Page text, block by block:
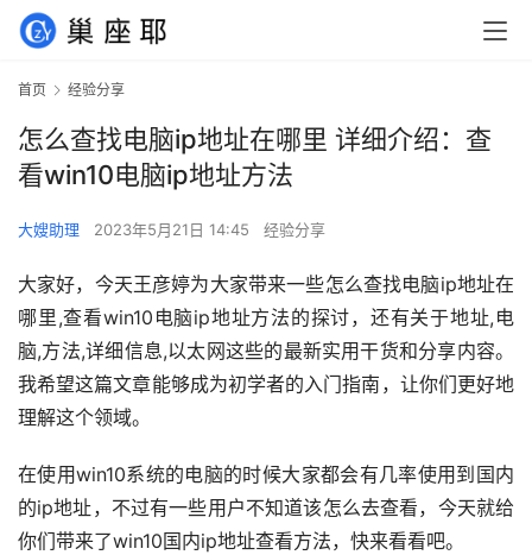
首页 经验分享
怎么查找电脑ip地址在哪里 详细介绍：查
看win10电脑ip地址方法
大嫂助理 2023年5月21日 14:45 经验分享
大家好，今天王彦婷为大家带来一些怎么查找电脑ip地址在
哪里,查看win10电脑ip地址方法的探讨，还有关于地址,电
脑,方法,详细信息,以太网这些的最新实用干货和分享内容。
我希望这篇文章能够成为初学者的入门指南，让你们更好地
理解这个领域。
在使用win10系统的电脑的时候大家都会有几率使用到国内
的ip地址，不过有一些用户不知道该怎么去查看，今天就给
你们带来了win10国内ip地址查看方法，快来看看吧。